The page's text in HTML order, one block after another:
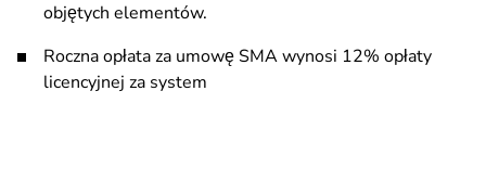
objętych elementów.
Roczna opłata za umowę SMA wynosi 12% opłaty
licencyjnej za system